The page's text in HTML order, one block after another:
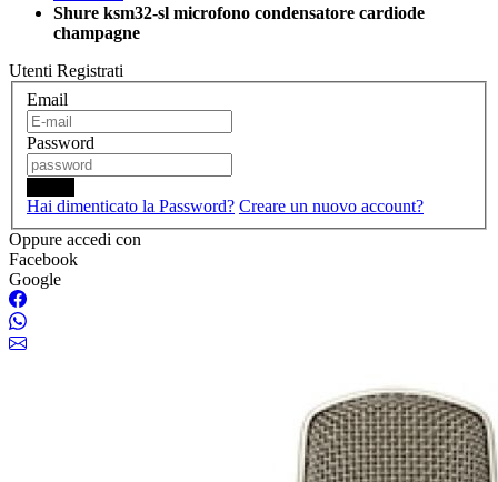
Shure ksm32-sl microfono condensatore cardiode
champagne
Utenti Registrati
Email
Password
Hai dimenticato la Password? Creare un nuovo account?
Oppure accedi con
Facebook
Google